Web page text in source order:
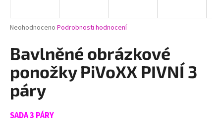
Průměrné
produktu
je
5
hvězdiček.
Neohodnoceno Podrobnosti hodnocení
Bavlněné obrázkové
ponožky PiVoXX PIVNÍ 3
páry
SADA 3 PÁRY
j
t
?